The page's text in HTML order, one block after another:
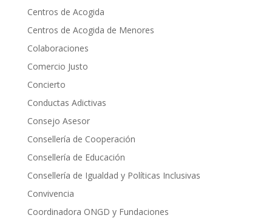
Centros de Acogida
Centros de Acogida de Menores
Colaboraciones
Comercio Justo
Concierto
Conductas Adictivas
Consejo Asesor
Consellería de Cooperación
Consellería de Educación
Consellería de Igualdad y Políticas Inclusivas
Convivencia
Coordinadora ONGD y Fundaciones